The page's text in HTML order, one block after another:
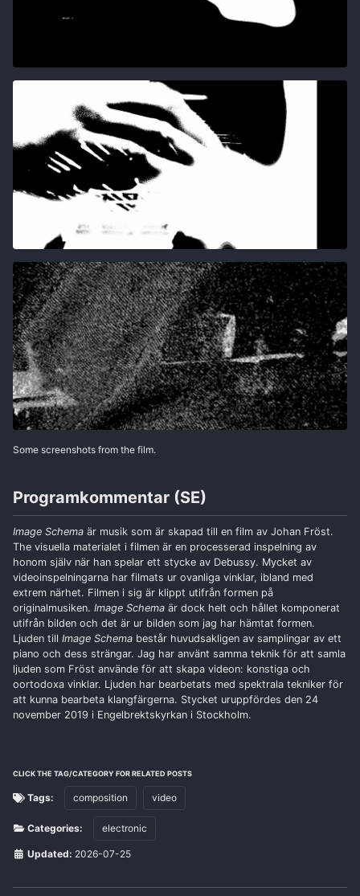
Some screenshots from the film.
Programkommentar (SE)
Image Schema är musik som är skapad till en film av Johan Fröst.
The visuella materialet i filmen är en processerad inspelning av
honom själv när han spelar ett stycke av Debussy. Mycket av
videoinspelningarna har filmats ur ovanliga vinklar, ibland med
extrem närhet. Filmen i sig är klippt utifrån formen på
originalmusiken. Image Schema är dock helt och hållet komponerat
utifrån bilden och det är ur bilden som jag har hämtat formen.
Ljuden till Image Schema består huvudsakligen av samplingar av ett
piano och dess strängar. Jag har använt samma teknik för att samla
ljuden som Fröst använde för att skapa videon: konstiga och
oortodoxa vinklar. Ljuden har bearbetats med spektrala tekniker för
att kunna bearbeta klangfärgerna. Stycket uruppfördes den 24
november 2019 i Engelbrektskyrkan i Stockholm.
CLICK THE TAG/CATEGORY FOR RELATED POSTS
Tags: composition video
Categories: electronic
Updated: 2026-07-25